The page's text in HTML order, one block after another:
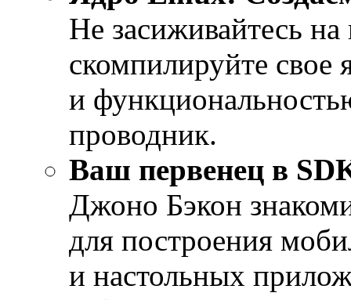
Не засиживайтесь
скомпилируйте свое
и
проводник.
Ваш первенец в
Джоно Бэкон
для построения
и настольных